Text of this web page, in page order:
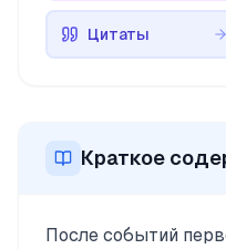
Цитаты
Краткое
После событий